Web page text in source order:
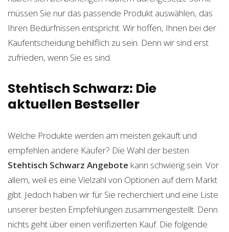
müssen Sie nur das passende Produkt auswählen, das
Ihren Bedürfnissen entspricht. Wir hoffen, Ihnen bei der
Kaufentscheidung behilflich zu sein. Denn wir sind erst
zufrieden, wenn Sie es sind.
Stehtisch Schwarz: Die
aktuellen Bestseller
Welche Produkte werden am meisten gekauft und
empfehlen andere Käufer? Die Wahl der besten
Stehtisch Schwarz Angebote kann schwierig sein. Vor
allem, weil es eine Vielzahl von Optionen auf dem Markt
gibt. Jedoch haben wir für Sie recherchiert und eine Liste
unserer besten Empfehlungen zusammengestellt. Denn
nichts geht über einen verifizierten Kauf. Die folgende